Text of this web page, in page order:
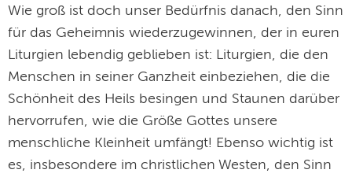
Wie groß ist doch unser Bedürfnis danach, den Sinn
für das Geheimnis wiederzugewinnen, der in euren
Liturgien lebendig geblieben ist: Liturgien, die den
Menschen in seiner Ganzheit einbeziehen, die die
Schönheit des Heils besingen und Staunen darüber
hervorrufen, wie die Größe Gottes unsere
menschliche Kleinheit umfängt! Ebenso wichtig ist
es, insbesondere im christlichen Westen, den Sinn